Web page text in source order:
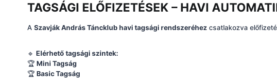
TAGSÁGI ELŐFIZETÉSEK – HAVI
A Szavják András Táncklub havi tagsági rendszeréhez csatlakozva
🔹 Elérhető tagsági szintek:
🏆 Mini Tagság
🏆 Basic Tagság